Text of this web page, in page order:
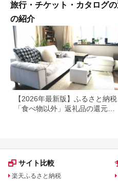
旅行・チケット・カタログ
の紹介
【2026年最新版】ふるさと納税
「食べ物以外」返礼品の還元率
サイト比較
楽天ふるさと納税